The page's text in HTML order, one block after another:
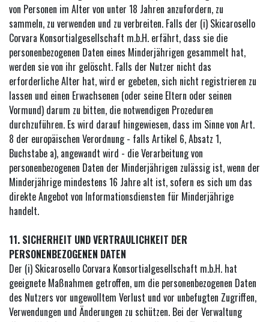
von Personen im Alter von unter 18 Jahren anzufordern, zu
sammeln, zu verwenden und zu verbreiten. Falls der (i) Skicarosello
Corvara Konsortialgesellschaft m.b.H. erfährt, dass sie die
personenbezogenen Daten eines Minderjährigen gesammelt hat,
werden sie von ihr gelöscht. Falls der Nutzer nicht das
erforderliche Alter hat, wird er gebeten, sich nicht registrieren zu
lassen und einen Erwachsenen (oder seine Eltern oder seinen
Vormund) darum zu bitten, die notwendigen Prozeduren
durchzuführen. Es wird darauf hingewiesen, dass im Sinne von Art.
8 der europäischen Verordnung - falls Artikel 6, Absatz 1,
Buchstabe a), angewandt wird - die Verarbeitung von
personenbezogenen Daten der Minderjährigen zulässig ist, wenn der
Minderjährige mindestens 16 Jahre alt ist, sofern es sich um das
direkte Angebot von Informationsdiensten für Minderjährige
handelt.
11. SICHERHEIT UND VERTRAULICHKEIT DER
PERSONENBEZOGENEN DATEN
Der (i) Skicarosello Corvara Konsortialgesellschaft m.b.H. hat
geeignete Maßnahmen getroffen, um die personenbezogenen Daten
des Nutzers vor ungewolltem Verlust und vor unbefugten Zugriffen,
Verwendungen und Änderungen zu schützen. Bei der Verwaltung